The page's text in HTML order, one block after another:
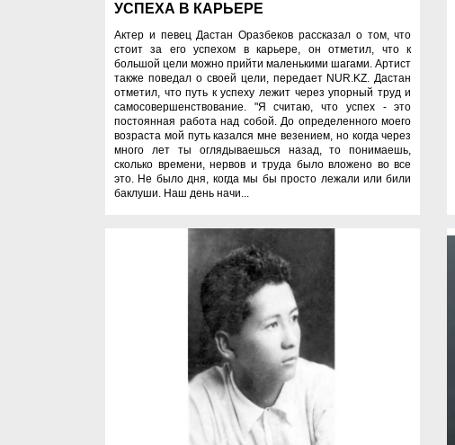
УСПЕХА В КАРЬЕРЕ
Актер и певец Дастан Оразбеков рассказал о том, что
стоит за его успехом в карьере, он отметил, что к
большой цели можно прийти маленькими шагами. Артист
также поведал о своей цели, передает NUR.KZ. Дастан
отметил, что путь к успеху лежит через упорный труд и
самосовершенствование. "Я считаю, что успех - это
постоянная работа над собой. До определенного моего
возраста мой путь казался мне везением, но когда через
много лет ты оглядываешься назад, то понимаешь,
сколько времени, нервов и труда было вложено во все
это. Не было дня, когда мы бы просто лежали или били
баклуши. Наш день начи...